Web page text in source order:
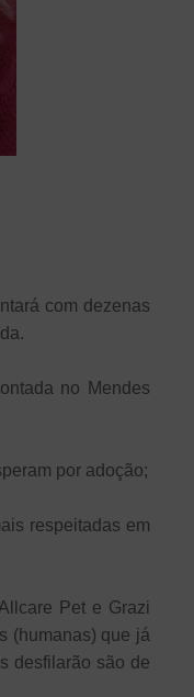
com dezenas
no Mendes
por adoção;
respeitadas em
Pet e Grazi
(humanas) que já
desfilarão são de